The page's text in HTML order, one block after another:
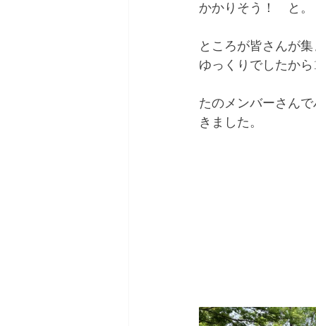
かかりそう！　と。
ところが皆さんが
ゆっくりでしたか
たのメンバーさん
きました。